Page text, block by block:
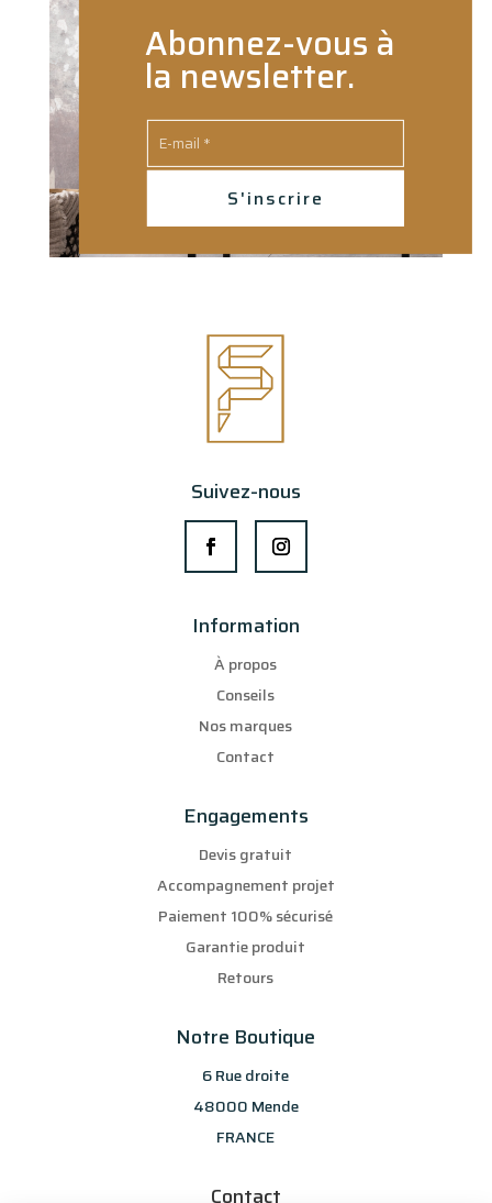
Abonnez-vous à
la newsletter.
S'inscrire
Suivez-nous
Information
À propos
Conseils
Nos marques
Contact
Engagements
Devis gratuit
Accompagnement projet
Paiement 100% sécurisé
Garantie produit
Retours
Notre Boutique
6 Rue droite
48000 Mende
FRANCE
Contact